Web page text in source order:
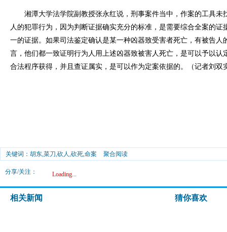
湘潭大学法学院副教授张永红说，刑事案件当中，作案的工具未
人的犯罪行为，因为判断证据确实充分的标准，是需要综合全案的证
一的证据。如果司法鉴定确认是某一种凶器致受害者死亡，有被告人
言，他们都一致证明行为人用上述凶器致被害人死亡，是可以予以认
合法程序获得，并且查证属实，是可以作为定案依据的。（记者刘双
关键词：胡东,菜刀,砍人,砍死,命案 聚合阅读
分享/关注： Loading...
相关新闻 猜你喜欢